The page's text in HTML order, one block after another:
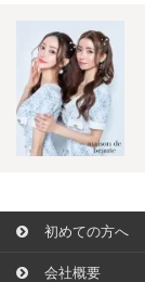
初めての方へ
会社概要